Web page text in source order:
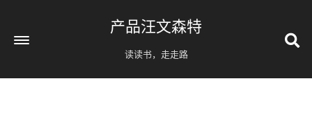
产品汪文森特
读读书，走走路